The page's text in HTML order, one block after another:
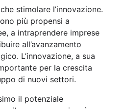
stimolare l’innovazione.
più propensi a
a intraprendere imprese
all’avanzamento
L’innovazione, a sua
per la crescita
di nuovi settori.
il potenziale